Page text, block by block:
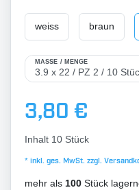
weiss braun
MASSE / MENGE
3,80 €
Inhalt 10 Stück
* inkl. ges. MwSt. zzgl.
mehr als 100 Stück